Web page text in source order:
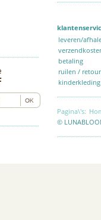
leveren/
betaling
ruilen /
Pagina\'s:
©